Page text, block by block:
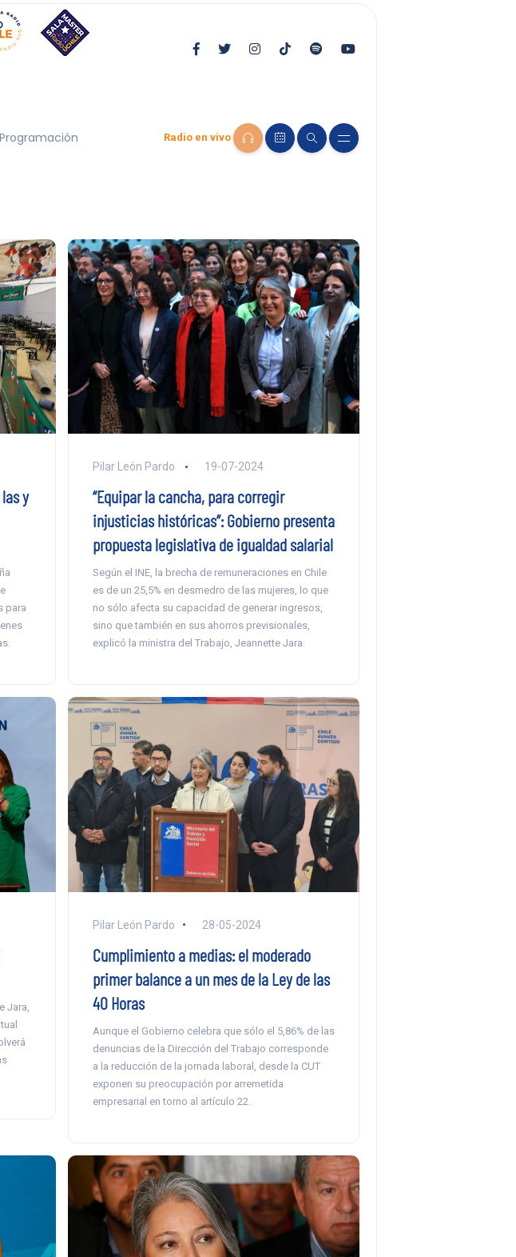
Programación Radio en vivo
y
para
Pilar León Pardo 19-07-2024
“Equipar la cancha, para corregir
injusticias históricas”: Gobierno presenta
propuesta legislativa de igualdad salarial
Según el INE, la brecha de remuneraciones en Chile
es de un 25,5% en desmedro de las mujeres, lo que
no sólo afecta su capacidad de generar ingresos,
sino que también en sus ahorros previsionales,
explicó la ministra del Trabajo, Jeannette Jara.
Jara,
Pilar León Pardo 28-05-2024
Cumplimiento a medias: el moderado
primer balance a un mes de la Ley de las
40 Horas
Aunque el Gobierno celebra que sólo el 5,86% de las
denuncias de la Dirección del Trabajo corresponde
a la reducción de la jornada laboral, desde la CUT
exponen su preocupación por arremetida
empresarial en torno al artículo 22.